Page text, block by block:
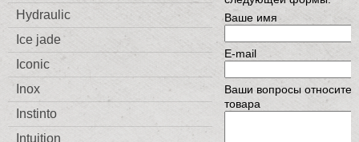
Hydraulic
Ice jade
Iconic
Inox
Instinto
Intuition
Ваше имя
E-mail
Ваши вопросы
товара